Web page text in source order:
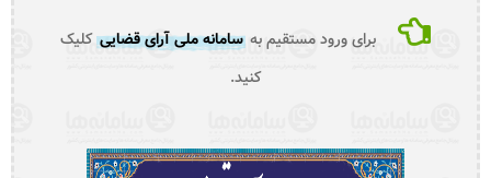
برای ورود مستقیم به سامانه ملی آرای قضایی کلیک
کنید.